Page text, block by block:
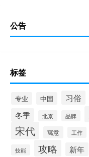
公告
标签
专业 中国 习俗
冬季 北京 品牌
宋代 寓意 工作
技能 攻略 新年